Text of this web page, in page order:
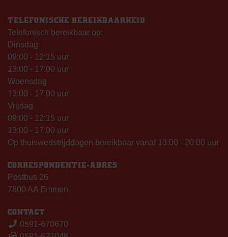
TELEFONISCHE BEREIKBAARHEID
Telefonisch bereikbaar op:
Dinsdag
09:00 - 12:15 uur
13:00 - 17:00 uur
Woensdag
13:00 - 17:00 uur
Vrijdag
09:00 - 12:15 uur
13:00 - 17:00 uur
Op thuiswedstrijddagen bereikbaar vanaf 13:00 - 20:00 uur
CORRESPONDENTIE-ADRES
Postbus 26
7800 AA Emmen
CONTACT
0591-670670